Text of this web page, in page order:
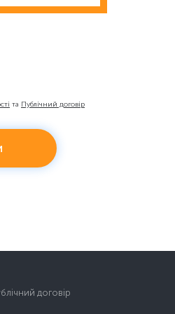
та Публічний договір
договір